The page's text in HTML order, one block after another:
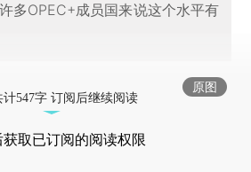
多OPEC+成员国来说这个水平有
原图
计547字 订阅后继续阅读
获取已订阅的阅读权限